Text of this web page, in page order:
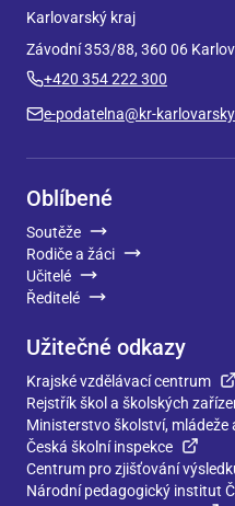
Karlovarský kraj
Závodní 353/88, 360 06
+420 354 222 300
e-podatelna@kr-
Oblíbené
Soutěže
Rodiče a žáci
Učitelé
Ředitelé
Užitečné odkazy
Krajské vzdělávací centrum
Rejstřík škol a školských
Ministerstvo školství, mládeže
Česká školní inspekce
Centrum pro zjišťování
Národní pedagogický institut